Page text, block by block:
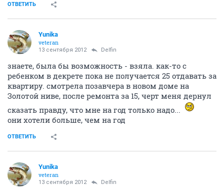
ОТВЕТИТЬ
Yunika
veteran
13 сентября 2012 Delfin
знаете, была бы возможность - взяла. как-то с
ребенком в декрете пока не получается 25 отдавать за
квартиру. смотрела позавчера в новом доме на
Золотой ниве, после ремонта за 15, черт меня дернул
сказать правду, что мне на год только надо...
они хотели больше, чем на год
ОТВЕТИТЬ
Yunika
veteran
13 сентября 2012 Delfin